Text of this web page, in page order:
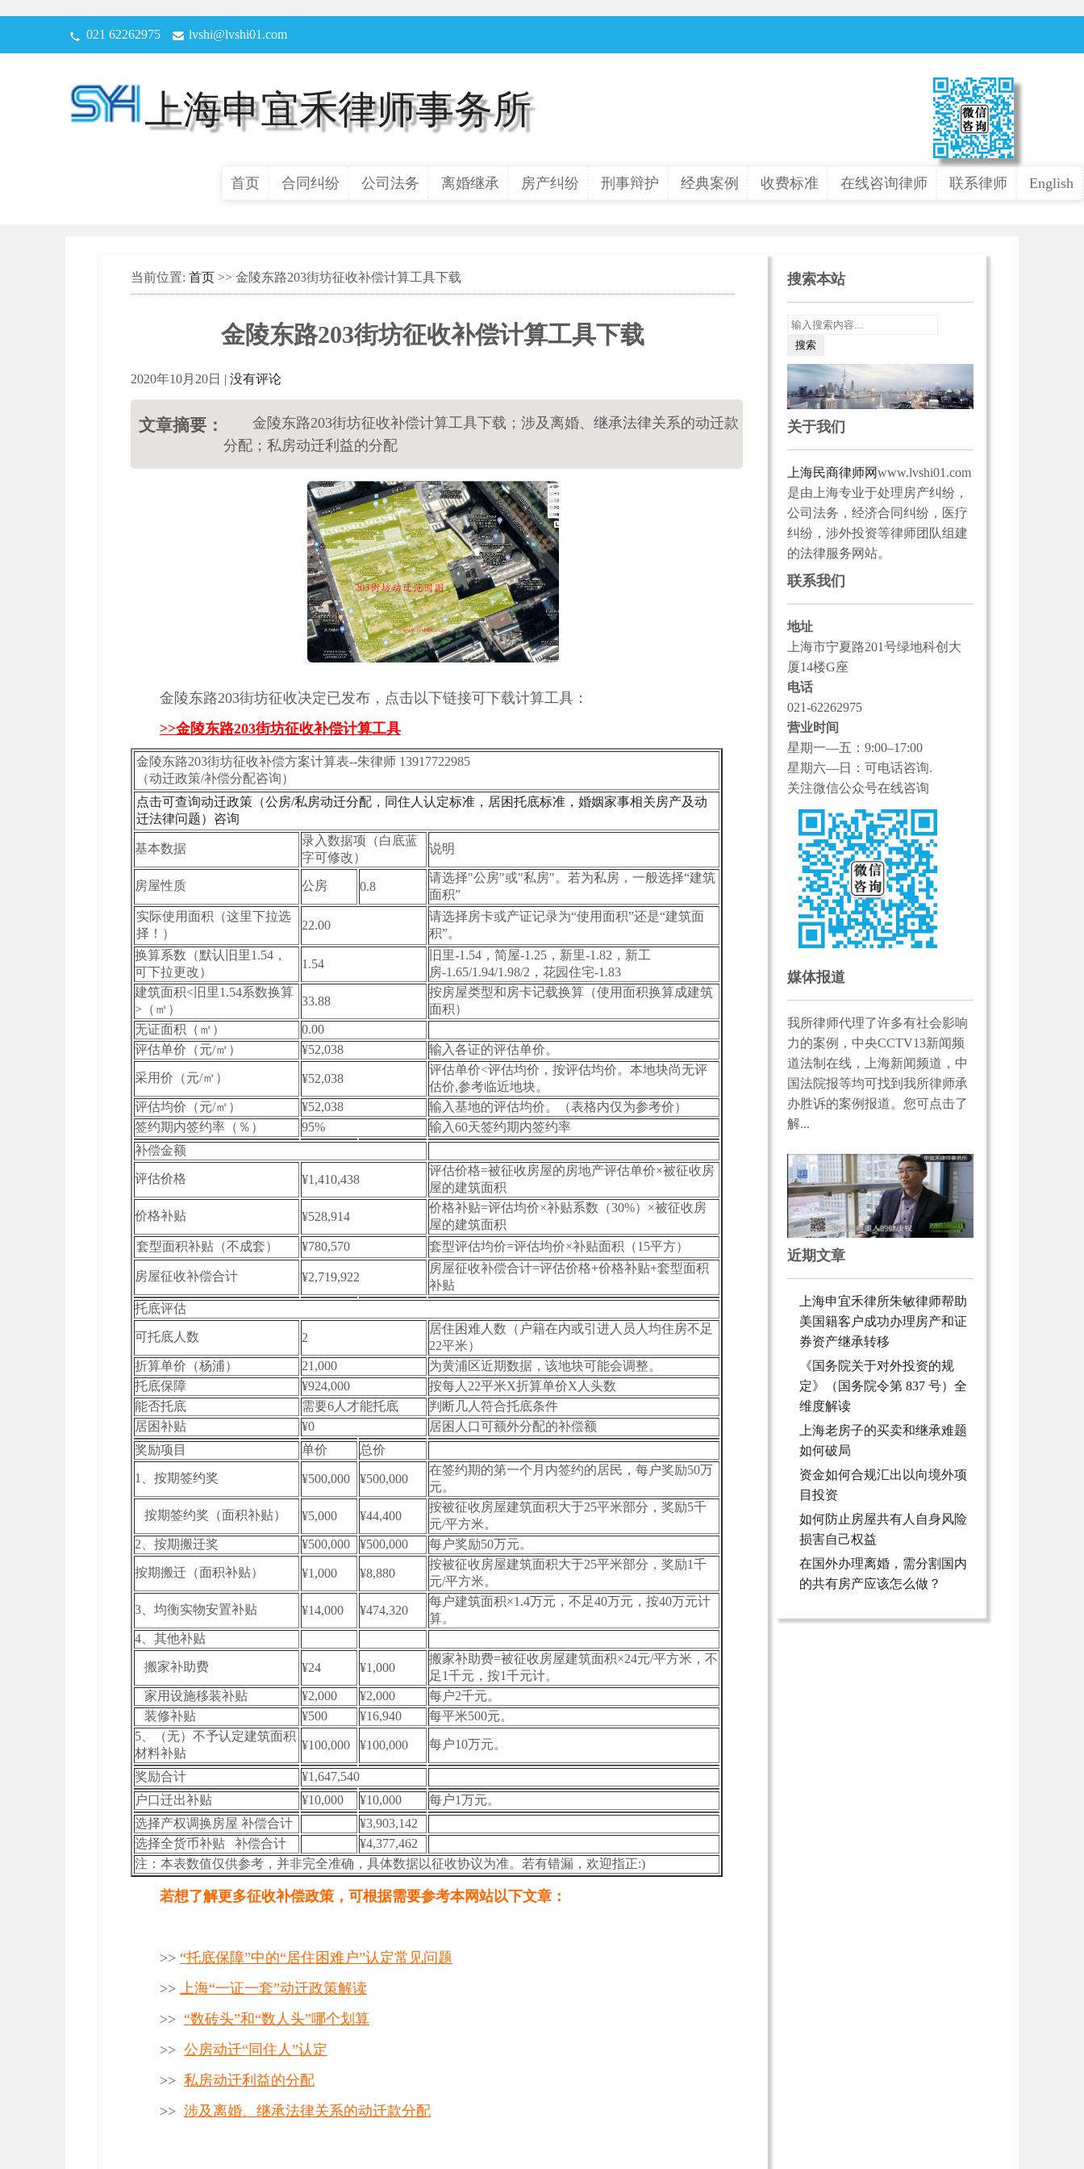
021 62262975 lvshi@lvshi01.com
上海申宜禾律师事务所
首页 合同纠纷 公司法务 离婚继承 房产纠纷 刑事辩护 经典案例 收费标准 在线咨询律师 联系律师 English
当前位置: 首页 >> 金陵东路203街坊征收补偿计算工具下载
金陵东路203街坊征收补偿计算工具下载
2020年10月20日 | 没有评论
文章摘要：
金陵东路203街坊征收补偿计算工具下载；涉及离婚、继承法律关系的动迁款
分配；私房动迁利益的分配
金陵东路203街坊征收决定已发布，点击以下链接可下载计算工具：
>>金陵东路203街坊征收补偿计算工具
金陵东路203街坊征收补偿方案计算表--朱律师 13917722985
（动迁政策/补偿分配咨询）
点击可查询动迁政策（公房/私房动迁分配，同住人认定标准，居困托底标准，婚姻家事相关房产及动
迁法律问题）咨询
基本数据
录入数据项（白底蓝
字可修改）
说明
房屋性质 公房 0.8
请选择"公房"或"私房"。若为私房，一般选择“建筑
面积”
实际使用面积（这里下拉选
择！）
22.00
请选择房卡或产证记录为“使用面积”还是“建筑面
积”。
换算系数（默认旧里1.54，
可下拉更改）
1.54
旧里-1.54，简屋-1.25，新里-1.82，新工
房-1.65/1.94/1.98/2，花园住宅-1.83
建筑面积<旧里1.54系数换算
>（㎡）
33.88
按房屋类型和房卡记载换算（使用面积换算成建筑
面积）
无证面积（㎡）
0.00
评估单价（元/㎡）
¥52,038 输入各证的评估单价。
采用价（元/㎡） ¥52,038
评估单价<评估均价，按评估均价。本地块尚无评
估价,参考临近地块。
评估均价（元/㎡）
¥52,038
输入基地的评估均价。（表格内仅为参考价）
签约期内签约率（％）
95%
输入60天签约期内签约率
补偿金额
评估价格 ¥1,410,438
评估价格=被征收房屋的房地产评估单价×被征收房
屋的建筑面积
价格补贴 ¥528,914
价格补贴=评估均价×补贴系数（30%）×被征收房
屋的建筑面积
套型面积补贴（不成套）
¥780,570 套型评估均价=评估均价×补贴面积（15平方）
房屋征收补偿合计 ¥2,719,922
房屋征收补偿合计=评估价格+价格补贴+套型面积
补贴
托底评估
可托底人数 2
居住困难人数（户籍在内或引进人员人均住房不足
22平米）
折算单价（杨浦）
21,000
为黄浦区近期数据，该地块可能会调整。
托底保障
¥924,000
按每人22平米X折算单价X人头数
能否托底
需要6人才能托底
判断几人符合托底条件
居困补贴
¥0
居困人口可额外分配的补偿额
奖励项目
单价 总价
1、按期签约奖 ¥500,000 ¥500,000
在签约期的第一个月内签约的居民，每户奖励50万
元。
按期签约奖（面积补贴） ¥5,000 ¥44,400
按被征收房屋建筑面积大于25平米部分，奖励5千
元/平方米。
2、按期搬迁奖
¥500,000 ¥500,000 每户奖励50万元。
按期搬迁（面积补贴） ¥1,000 ¥8,880
按被征收房屋建筑面积大于25平米部分，奖励1千
元/平方米。
3、均衡实物安置补贴 ¥14,000 ¥474,320
每户建筑面积×1.4万元，不足40万元，按40万元计
算。
4、其他补贴
搬家补助费 ¥24 ¥1,000
搬家补助费=被征收房屋建筑面积×24元/平方米，不
足1千元，按1千元计。
家用设施移装补贴
¥2,000 ¥2,000
每户2千元。
装修补贴
¥500 ¥16,940
每平米500元。
5、（无）不予认定建筑面积
材料补贴
¥100,000 ¥100,000 每户10万元。
奖励合计
¥1,647,540
户口迁出补贴
¥10,000 ¥10,000
每户1万元。
选择产权调换房屋 补偿合计
¥3,903,142
选择全货币补贴 补偿合计
¥4,377,462
注：本表数值仅供参考，并非完全准确，具体数据以征收协议为准。若有错漏，欢迎指正:)
若想了解更多征收补偿政策，可根据需要参考本网站以下文章：
>> “托底保障”中的“居住困难户”认定常见问题
>> 上海“一证一套”动迁政策解读
>> “数砖头”和“数人头”哪个划算
>> 公房动迁“同住人”认定
>> 私房动迁利益的分配
>> 涉及离婚、继承法律关系的动迁款分配
搜索本站
关于我们
上海民商律师网www.lvshi01.com
是由上海专业于处理房产纠纷，
公司法务，经济合同纠纷，医疗
纠纷，涉外投资等律师团队组建
的法律服务网站。
联系我们
地址
上海市宁夏路201号绿地科创大
厦14楼G座
电话
021-62262975
营业时间
星期一—五：9:00–17:00
星期六—日：可电话咨询.
关注微信公众号在线咨询
媒体报道
我所律师代理了许多有社会影响
力的案例，中央CCTV13新闻频
道法制在线，上海新闻频道，中
国法院报等均可找到我所律师承
办胜诉的案例报道。您可点击了
解...
近期文章
上海申宜禾律所朱敏律师帮助
美国籍客户成功办理房产和证
券资产继承转移
《国务院关于对外投资的规
定》（国务院令第 837 号）全
维度解读
上海老房子的买卖和继承难题
如何破局
资金如何合规汇出以向境外项
目投资
如何防止房屋共有人自身风险
损害自己权益
在国外办理离婚，需分割国内
的共有房产应该怎么做？